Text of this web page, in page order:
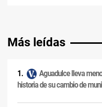
Más leídas
Aguadulce lleva
historia de su cambio de